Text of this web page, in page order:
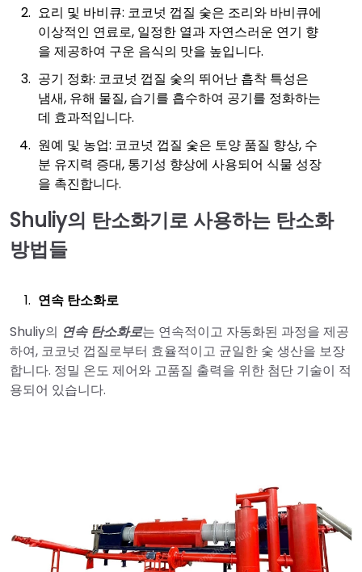
요리 및 바비큐: 코코넛 껍질 숯은 조리와 바비큐에
이상적인 연료로, 일정한 열과 자연스러운 연기 향
을 제공하여 구운 음식의 맛을 높입니다.
공기 정화: 코코넛 껍질 숯의 뛰어난 흡착 특성은
냄새, 유해 물질, 습기를 흡수하여 공기를 정화하는
데 효과적입니다.
원예 및 농업: 코코넛 껍질 숯은 토양 품질 향상, 수
분 유지력 증대, 통기성 향상에 사용되어 식물 성장
을 촉진합니다.
Shuliy의 탄소화기로 사용하는 탄소화
방법들
연속 탄소화로
Shuliy의 연속 탄소화로는 연속적이고 자동화된 과정을 제공
하여, 코코넛 껍질로부터 효율적이고 균일한 숯 생산을 보장
합니다. 정밀 온도 제어와 고품질 출력을 위한 첨단 기술이 적
용되어 있습니다.